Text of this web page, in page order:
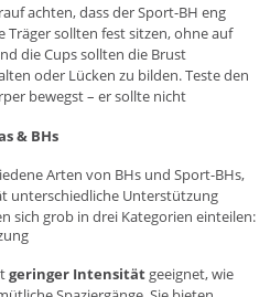
achten, dass der Sport-BH eng
sollten fest sitzen, ohne auf
die Cups sollten die Brust
oder Lücken zu bilden. Teste den
bewegst – er sollte nicht
& BHs
Arten von BHs und Sport-BHs,
unterschiedliche Unterstützung
sich grob in drei Kategorien einteilen:
geringer Intensität geeignet, wie